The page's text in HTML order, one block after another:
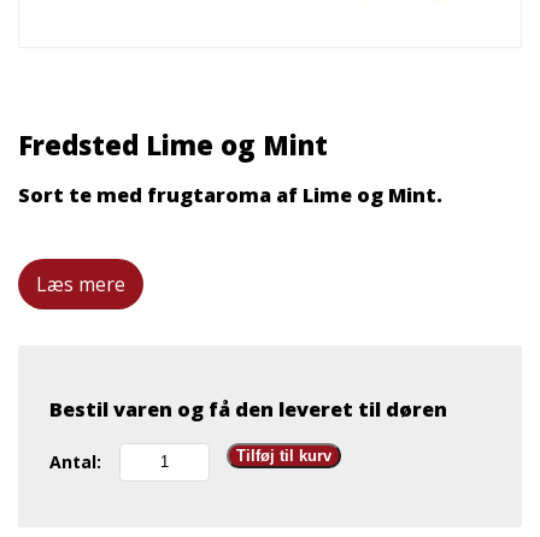
Fredsted Lime og Mint
Sort te med frugtaroma af Lime og Mint.
Læs mere
Bestil varen og få den leveret til døren
Antal:
Fredsted
Lime
Tilføj til kurv